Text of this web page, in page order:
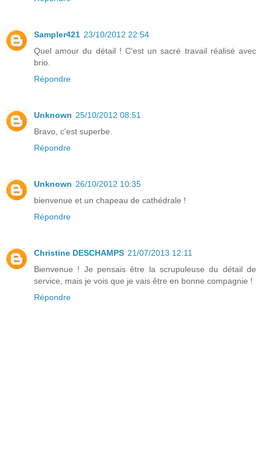
Sampler421 23/10/2012 22:54
Quel amour du détail ! C'est un sacré travail réalisé avec
brio.
Répondre
Unknown 25/10/2012 08:51
Bravo, c'est superbe.
Répondre
Unknown 26/10/2012 10:35
bienvenue et un chapeau de cathédrale !
Répondre
Christine DESCHAMPS 21/07/2013 12:11
Bienvenue ! Je pensais être la scrupuleuse du détail de
service, mais je vois que je vais être en bonne compagnie !
Répondre